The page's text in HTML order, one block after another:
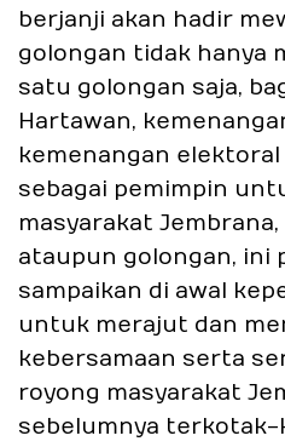
berjanji akan hadir
golongan tidak hanya
satu golongan saja,
Hartawan,
kemenangan elektoral
sebagai pemimpin
masyarakat
ataupun golongan, ini
sampaikan di awal
untuk merajut dan
kebersamaan serta
royong masyarakat
sebelumnya terkotak-